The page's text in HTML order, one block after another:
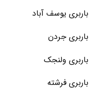
باربری یوسف آباد
باربری جردن
باربری ولنجک
باربری فرشته